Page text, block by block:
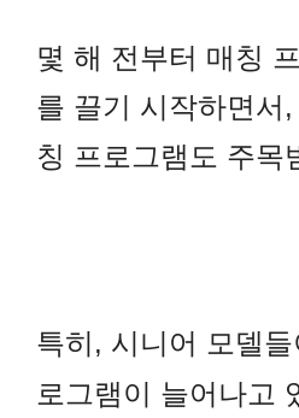
몇 해 전부터 매칭
를 끌기 시작하면서
칭 프로그램도 주목
특히, 시니어 모델
로그램이 늘어나고